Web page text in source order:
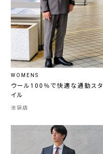
WOMENS
ウール100％で快適な通勤スタ
イル
池袋店